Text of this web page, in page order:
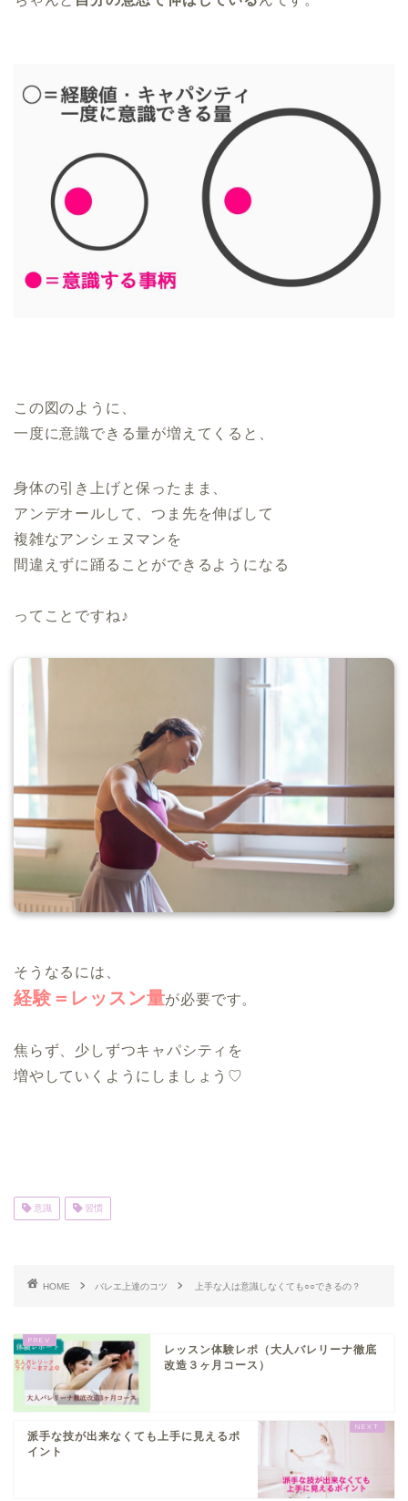
この図のように、
一度に意識できる量が増えてくると、
身体の引き上げと保ったまま、
アンデオールして、つま先を伸ばして
複雑なアンシェヌマンを
間違えずに踊ることができるようになる
ってことですね♪
そうなるには、
経験＝レッスン量が必要です。
焦らず、少しずつキャパシティを
増やしていくようにしましょう♡
意識 習慣
HOME バレエ上達のコツ 上手な人は意識しなくても○○できるの？
レッスン体験レポ（大人バレリーナ徹底
改造３ヶ月コース）
派手な技が出来なくても上手に見えるポ
イント